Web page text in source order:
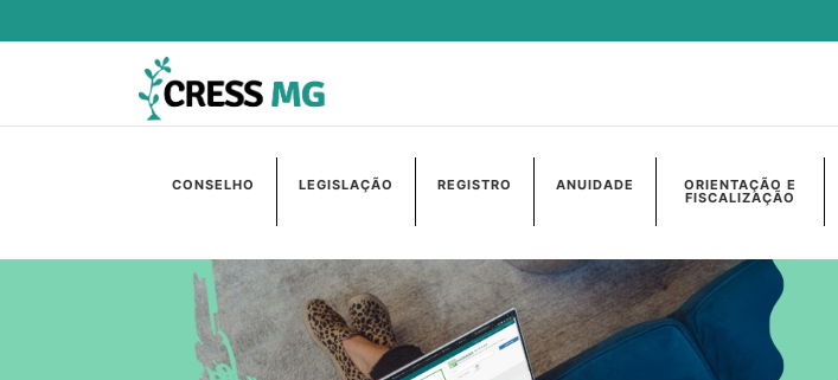
CONSELHO LEGISLAÇÃO REGISTRO ANUIDADE ORIENTAÇÃO E
FISCALIZAÇÃO